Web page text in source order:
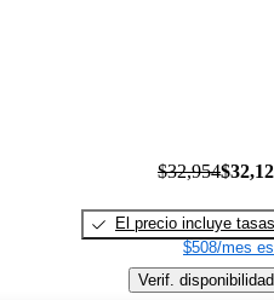
$32,954
El precio incluye tasas
$508/mes
Verif. disponibilidad